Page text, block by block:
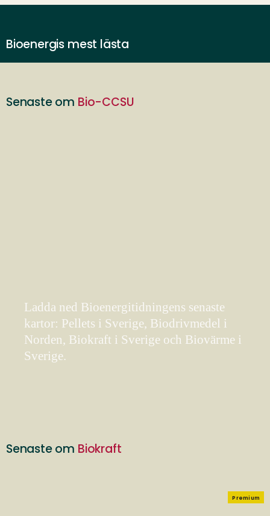
Bioenergis mest lästa
Senaste om Bio-CCSU
Ladda ned Bioenergitidningens senaste
kartor: Pellets i Sverige, Biodrivmedel i
Norden, Biokraft i Sverige och Biovärme i
Sverige.
Senaste om Biokraft
Premium